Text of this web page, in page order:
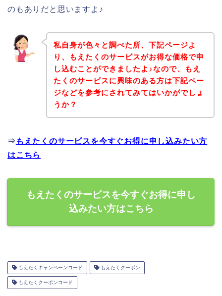
のもありだと思いますよ♪
私自身が色々と調べた所、下記ページよ
り、もえたくのサービスがお得な価格で申
し込むことができましたよ♪なので、もえ
たくのサービスに興味のある方は下記ペー
ジなどを参考にされてみてはいかがでしょ
うか？
⇒ もえたくのサービスを今すぐお得に申し込みたい方
はこちら
もえたくのサービスを今すぐお得に申し
込みたい方はこちら
もえたくキャンペーンコード もえたくクーポン
もえたくクーポンコード